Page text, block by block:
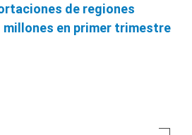
de regiones
millones en primer trimestre